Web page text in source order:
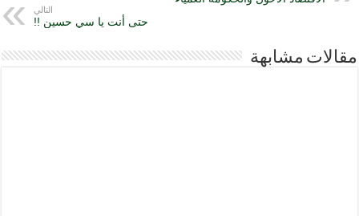
التالي
حتى أنت يا سي حسين !!
مقالات مشابهة